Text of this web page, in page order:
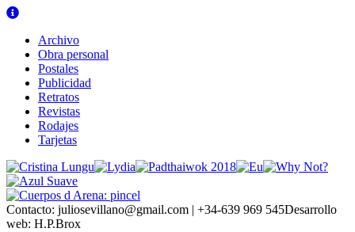
Archivo
Obra personal
Postales
Publicidad
Retratos
Revistas
Rodajes
Tarjetas
Contacto: juliosevillano@gmail.com | +34-639 969 545Desarrollo
web: H.P.Brox